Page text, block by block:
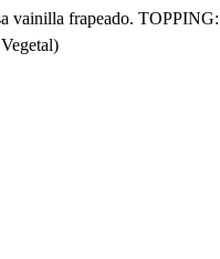
vainilla frapeado. TOPPING: